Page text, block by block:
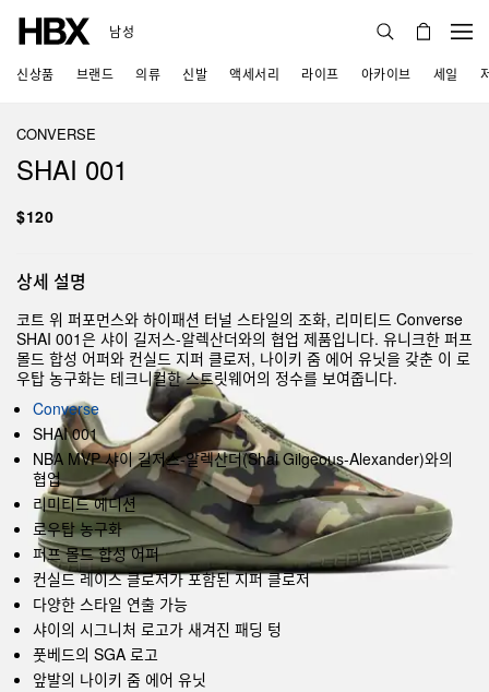
남성
신상품 브랜드 의류 신발 액세서리 라이프 아카이브 세일
CONVERSE
SHAI 001
$120
상세 설명
코트 위 퍼포먼스와 하이패션 터널 스타일의 조화, 리미티드 Converse
SHAI 001은 샤이 길저스-알렉산더와의 협업 제품입니다. 유니크한 퍼프
몰드 합성 어퍼와 컨실드 지퍼 클로저, 나이키 줌 에어 유닛을 갖춘 이 로
우탑 농구화는 테크니컬한 스트릿웨어의 정수를 보여줍니다.
Converse
SHAI 001
NBA MVP 샤이 길저스-알렉산더(Shai Gilgeous-Alexander)와의
협업
리미티드 에디션
로우탑 농구화
퍼프 몰드 합성 어퍼
컨실드 레이스 클로저가 포함된 지퍼 클로저
다양한 스타일 연출 가능
샤이의 시그니처 로고가 새겨진 패딩 텅
풋베드의 SGA 로고
앞발의 나이키 줌 에어 유닛